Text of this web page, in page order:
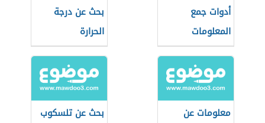
أدوات جمع
المعلومات
بحث عن درجة
الحرارة
معلومات عن
بحث عن تلسكوب